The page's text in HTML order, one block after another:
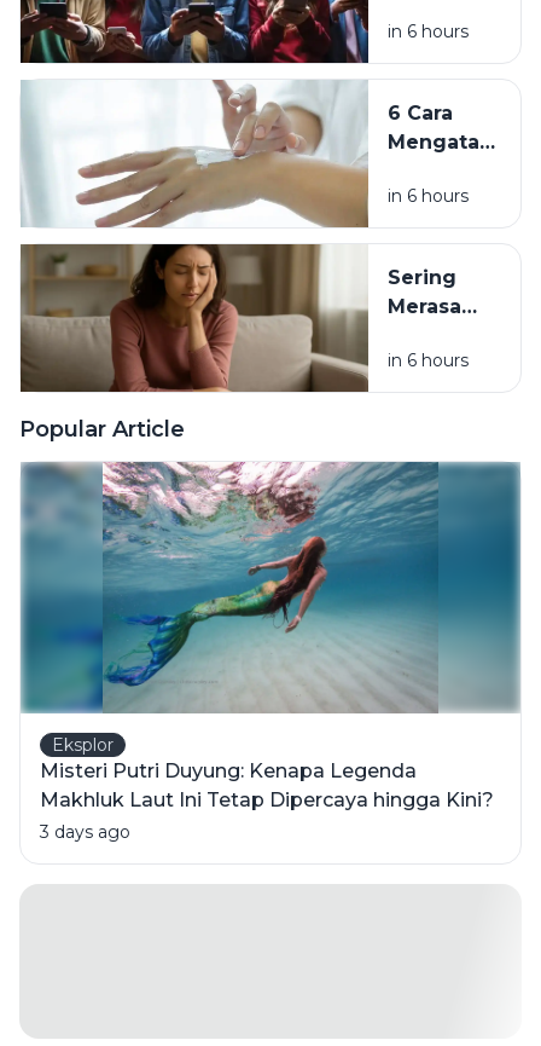
Sekolah
Tersembunyi?
Memahami
Tren Remaja
Berbagi
Cerita
in 6 hours
6 Cara
Mengatasi
Kering
dan
agar
Wajah
Sehat dan
in 6 hours
Sering
Merasa
Padahal
Tidak
Kenali
Tanda
Kekurangan
in 6 hours
Popular Article
Eksplor
Misteri Putri Duyung: Kenapa Legenda
Makhluk Laut Ini Tetap Dipercaya hingga Kini?
3 days ago